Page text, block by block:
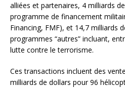
alliées et partenaires, 4 milliards
programme de financement
Financing, FMF), et 14,7 milliards
programmes “autres” incluant,
lutte contre le terrorisme.
Ces transactions incluent des
milliards de dollars pour 96